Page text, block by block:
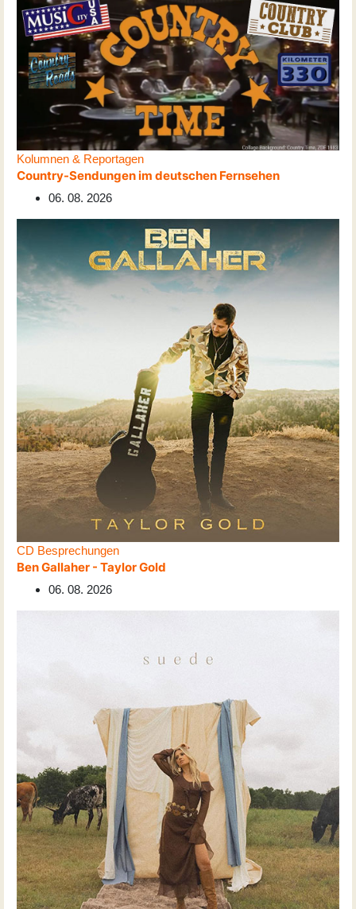
Kolumnen & Reportagen
Country-Sendungen im deutschen Fernsehen
06. 08. 2026
CD Besprechungen
Ben Gallaher - Taylor Gold
06. 08. 2026